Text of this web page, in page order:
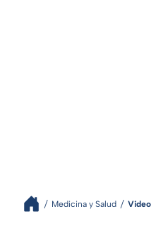
Medicina y Salud Video